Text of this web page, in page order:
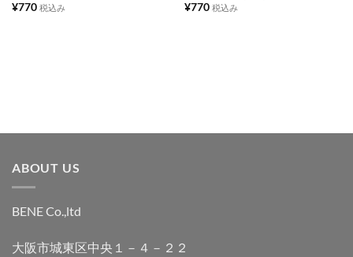
¥770 税込み
¥770 税込み
ABOUT US
BENE Co.,ltd
大阪市城東区中央１－４－２２